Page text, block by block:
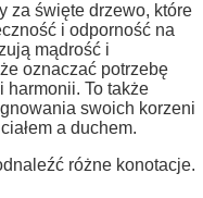
za święte drzewo, które
i odporność na
mądrość i
oznaczać potrzebę
harmonii. To także
swoich korzeni
a duchem.
różne konotacje.